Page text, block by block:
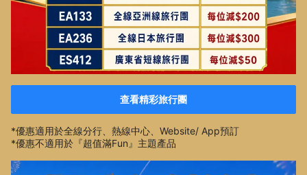
查看精彩旅行團
*優惠適用於全線分行、熱線中心、Website/ App預訂
*優惠不適用於『超值滿Fun』主題產品